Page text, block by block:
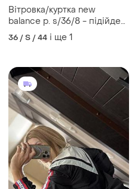
Вітровка/куртка new
balance р. s/36/8 - підійде
також на р. м/38/10
36 / S / 44 і ще 1